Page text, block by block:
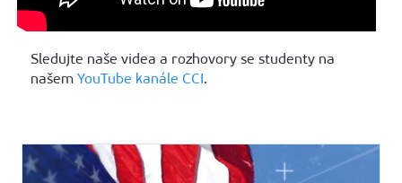
Sledujte naše videa a rozhovory se studenty na
našem YouTube kanále CCI.